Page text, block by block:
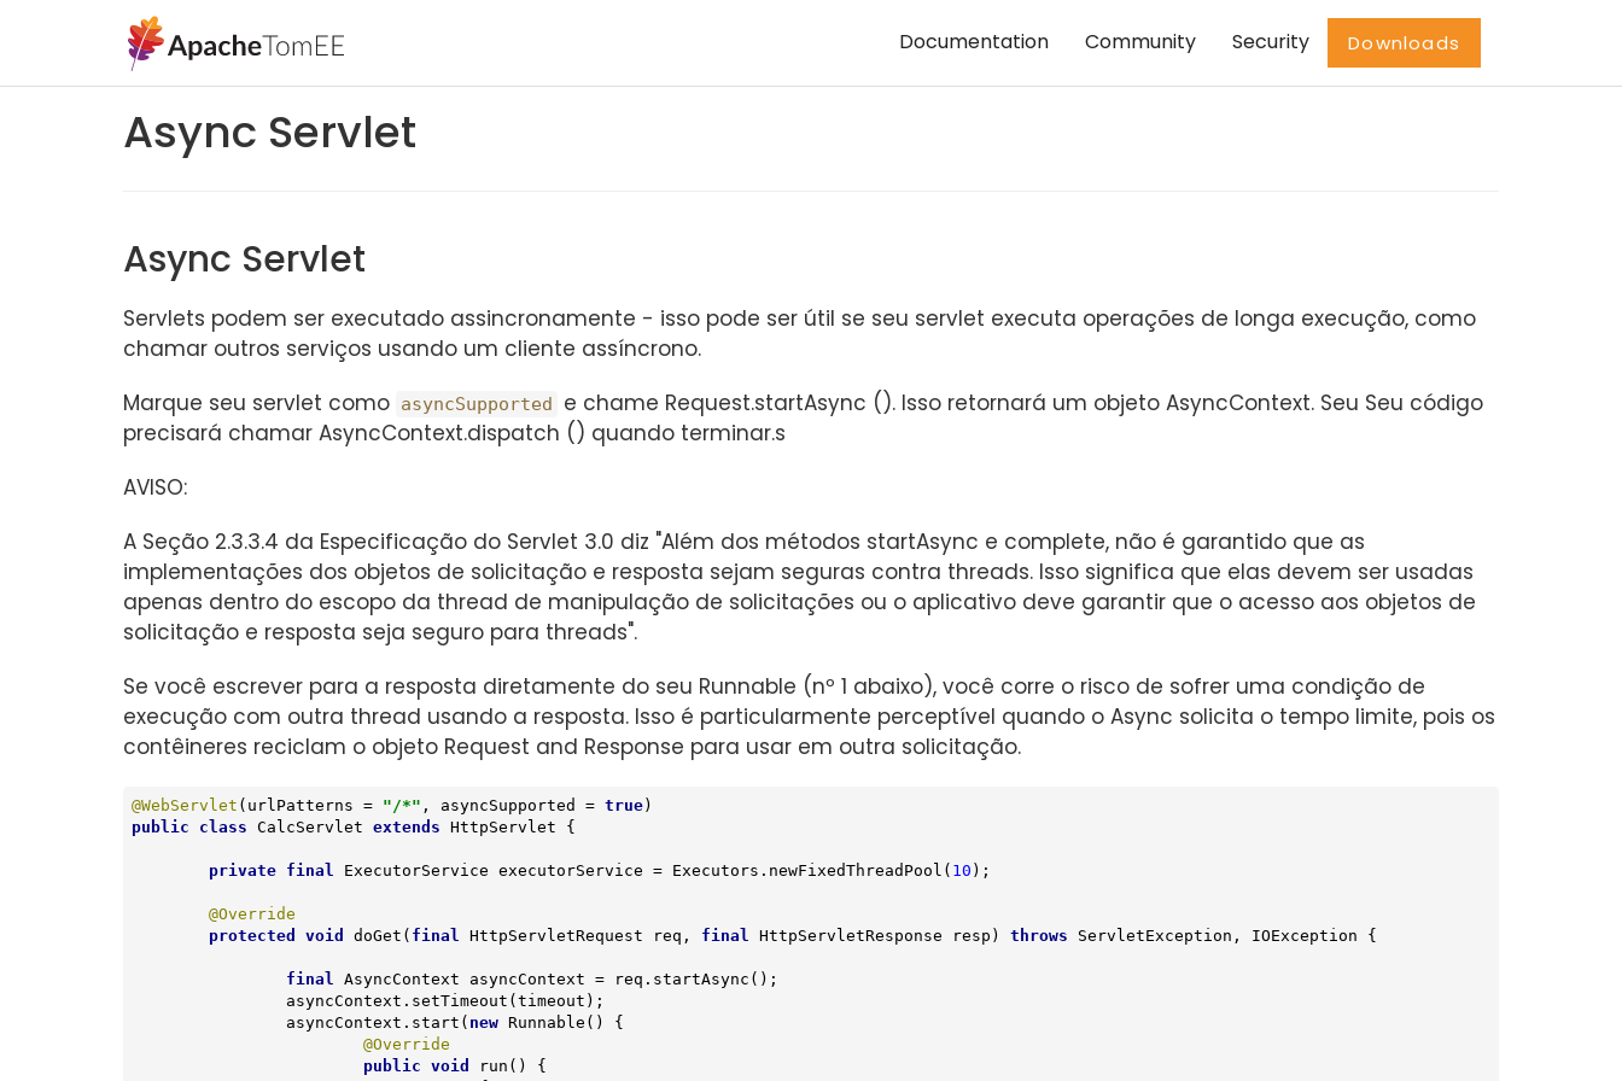
Documentation Community Security Downloads
Async Servlet
Async Servlet
Servlets podem ser executado assincronamente - isso pode ser útil se seu servlet executa operações de longa execução, como
chamar outros serviços usando um cliente assíncrono.
Marque seu servlet como asyncSupported
e chame Request.startAsync (). Isso retornará um objeto AsyncContext. Seu Seu código
precisará chamar AsyncContext.dispatch () quando terminar.s
AVISO:
A Seção 2.3.3.4 da Especificação do Servlet 3.0 diz "Além dos métodos startAsync e complete, não é garantido que as
implementações dos objetos de solicitação e resposta sejam seguras contra threads. Isso significa que elas devem ser usadas
apenas dentro do escopo da thread de manipulação de solicitações ou o aplicativo deve garantir que o acesso aos objetos de
solicitação e resposta seja seguro para threads".
Se você escrever para a resposta diretamente do seu Runnable (nº 1 abaixo), você corre o risco de sofrer uma condição de
execução com outra thread usando a resposta. Isso é particularmente perceptível quando o Async solicita o tempo limite, pois os
contêineres reciclam o objeto Request and Response para usar em outra solicitação.
@WebServlet (urlPatterns = "/*" , asyncSupported = true
public
class CalcServlet extends HttpServlet {
private final ExecutorService executorService = Executors.newFixedThreadPool( 10 );
@Override
protected
void doGet ( final HttpServletRequest req, final HttpServletResponse resp) throws ServletException, IOException {
final
AsyncContext asyncContext = req.startAsync();
		asyncContext.start(
new Runnable() {
@Override
public void run ()
{